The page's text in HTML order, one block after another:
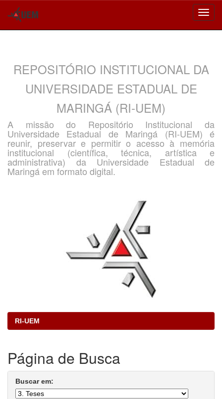
REPOSITÓRIO INSTITUCIONAL DA
UNIVERSIDADE ESTADUAL DE
MARINGÁ (RI-UEM)
A missão do Repositório Institucional da
Universidade Estadual de Maringá (RI-UEM) é
reunir, preservar e permitir o acesso à memória
institucional (científica, técnica, artística e
administrativa) da Universidade Estadual de
Maringá em formato digital.
RI-UEM
Página de Busca
Buscar em: